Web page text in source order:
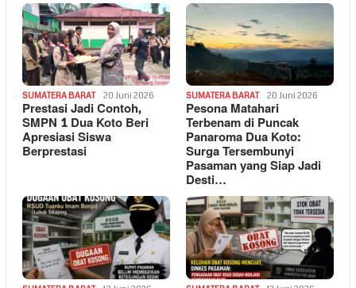
SUMATERA BARAT 20 Juni 2026
Prestasi Jadi Contoh,
SMPN 1 Dua Koto Beri
Apresiasi Siswa
Berprestasi
SUMATERA BARAT 20 Juni 2026
Pesona Matahari
Terbenam di Puncak
Panaroma Dua Koto:
Surga Tersembunyi
Pasaman yang Siap Jadi
Desti…